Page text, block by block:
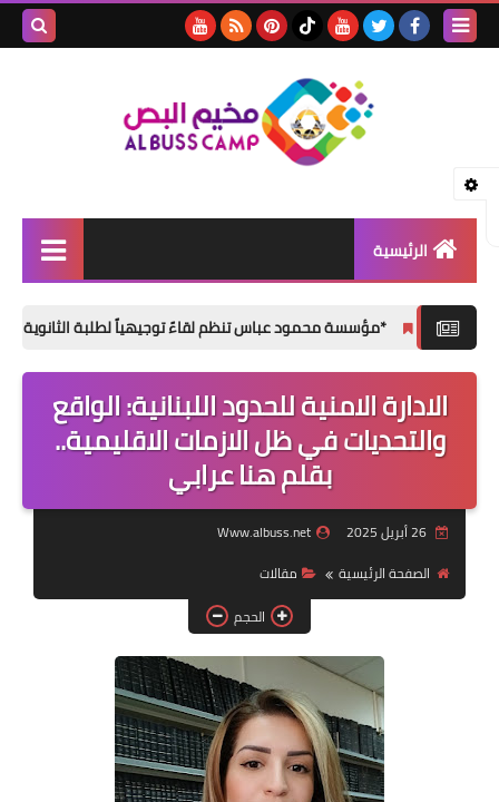
الرئيسية
تقارير
ثفافة و فنون
المناسبات الإجتماعية
*مؤسسة محمود عباس تنظم لقاءً توجيهياً لطلبة الثانوية العامة في مخيم
الادارة الامنية للحدود اللبنانية: الواقع
والتحديات في ظل الازمات الاقليمية..
بقلم هنا عرابي
26 أبريل 2025
Www.albuss.net
الصفحة الرئيسية
مقالات
الحجم